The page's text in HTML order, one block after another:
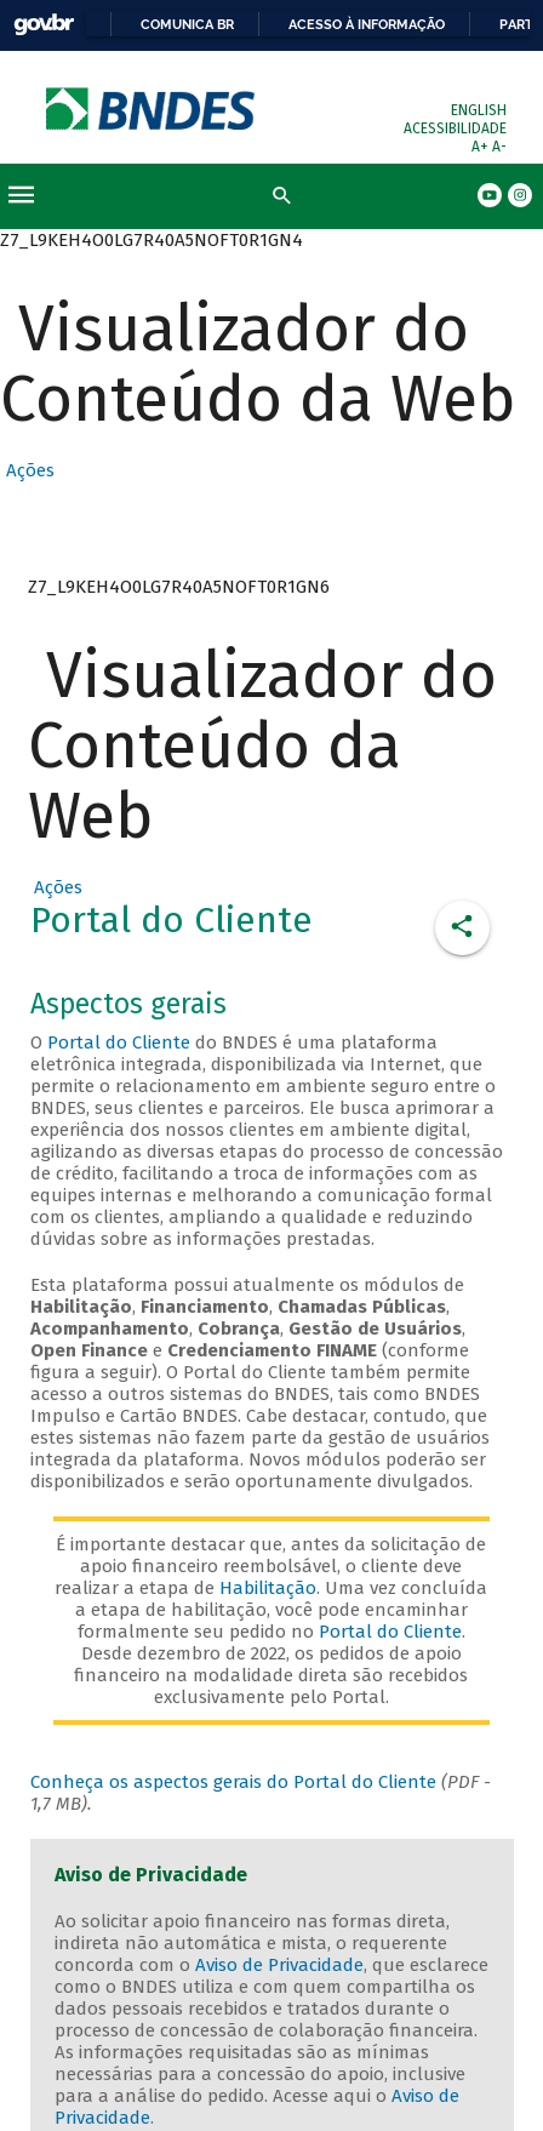
COMUNICA BR ACESSO À INFORMAÇÃO
ENGLISH
ACESSIBILIDADE
A+ A-
Z7_L9KEH4O0LG7R40A5NOFT0R1GN4
Visualizador do
Conteúdo da Web
Ações
Z7_L9KEH4O0LG7R40A5NOFT0R1GN6
Visualizador do
Conteúdo da
Web
Ações
Portal do Cliente
Aspectos gerais
O Portal do Clientedo BNDES é uma plataforma
eletrônica integrada, disponibilizada via Internet, que
permite o relacionamento em ambiente seguro entre o
BNDES, seus clientes e parceiros. Ele busca aprimorar a
experiência dos nossos clientes em ambiente digital,
agilizando as diversas etapas do processo de concessão
de crédito, facilitando a troca de informações com as
equipes internas e melhorando a comunicação formal
com os clientes, ampliando a qualidade e reduzindo
dúvidas sobre as informações prestadas.
Esta plataforma possui atualmente os módulos de
Habilitação, Financiamento, Chamadas Públicas,
Acompanhamento, Cobrança, Gestão de Usuários,
Open Financee Credenciamento FINAME(conforme
figura a seguir). O Portal do Cliente também permite
acesso a outros sistemas do BNDES, tais como BNDES
Impulso e Cartão BNDES. Cabe destacar, contudo, que
estes sistemas não fazem parte da gestão de usuários
integrada da plataforma. Novos módulos poderão ser
disponibilizados e serão oportunamente divulgados.
É importante destacar que, antes da solicitação de
apoio financeiro reembolsável, o cliente deve
realizar a etapa de Habilitação. Uma vez concluída
a etapa de habilitação, você pode encaminhar
formalmente seu pedido no Portal do Cliente.
Desde dezembro de 2022, os pedidos de apoio
financeiro na modalidade direta são recebidos
exclusivamente pelo Portal.
Conheça os aspectos gerais do Portal do Cliente (PDF -
1,7 MB).
Aviso de Privacidade
Ao solicitar apoio financeiro nas formas direta,
indireta não automática e mista, o requerente
concorda com o Aviso de Privacidade, que esclarece
como o BNDES utiliza e com quem compartilha os
dados pessoais recebidos e tratados durante o
processo de concessão de colaboração financeira.
As informações requisitadas são as mínimas
necessárias para a concessão do apoio, inclusive
para a análise do pedido. Acesse aqui o Aviso de
Privacidade.